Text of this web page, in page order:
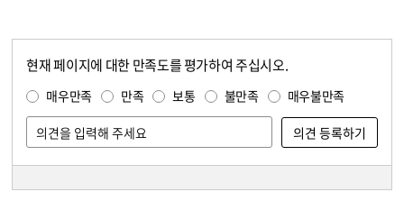
현재 페이지에 대한 만족도를 평가하여 주십시오.
매우만족 만족 보통 불만족 매우불만족